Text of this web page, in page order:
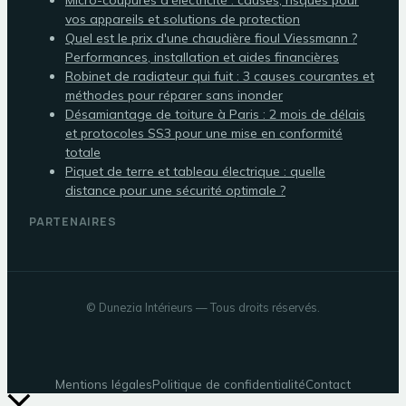
vos appareils et solutions de protection
Quel est le prix d'une chaudière fioul Viessmann ?
Performances, installation et aides financières
Robinet de radiateur qui fuit : 3 causes courantes et
méthodes pour réparer sans inonder
Désamiantage de toiture à Paris : 2 mois de délais
et protocoles SS3 pour une mise en conformité
totale
Piquet de terre et tableau électrique : quelle
distance pour une sécurité optimale ?
PARTENAIRES
© Dunezia Intérieurs — Tous droits réservés.
Mentions légalesPolitique de confidentialitéContact